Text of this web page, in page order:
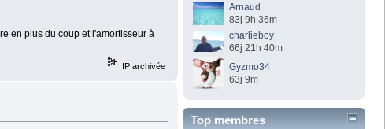
en plus du coup et l'amortisseur à
IP archivée
Arnaud
83j 9h 36m
charlieboy
66j 21h 40m
Gyzmo34
63j 9m
Top membres